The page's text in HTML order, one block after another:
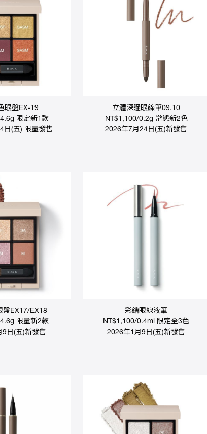
眼盤EX-19
限定新1款
日(五) 限量發售
立體深邃眼線筆09.10
NT$1,100/0.2g 常態新2色
2026年7月24日(五)新發售
盤EX17/EX18
限量新2款
9日(五)新發售
彩繪眼線液筆
NT$1,100/0.4ml 限定全3色
2026年1月9日(五)新發售